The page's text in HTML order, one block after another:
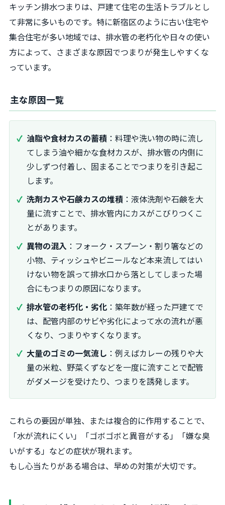
キッチン排水つまりは、戸建て住宅の生活トラブルとし
て非常に多いものです。特に新宿区のように古い住宅や
集合住宅が多い地域では、排水管の老朽化や日々の使い
方によって、さまざまな原因でつまりが発生しやすくな
っています。
主な原因一覧
油脂や食材カスの蓄積 ：料理や洗い物の時に流し
てしまう油や細かな食材カスが、排水管の内側に
少しずつ付着し、固まることでつまりを引き起こ
します。
洗剤カスや石鹸カスの堆積 ：液体洗剤や石鹸を大
量に流すことで、排水管内にカスがこびりつくこ
とがあります。
異物の混入 ：フォーク・スプーン・割り箸などの
小物、ティッシュやビニールなど本来流してはい
けない物を誤って排水口から落としてしまった場
合にもつまりの原因になります。
排水管の老朽化・劣化 ：築年数が経った戸建てで
は、配管内部のサビや劣化によって水の流れが悪
くなり、つまりやすくなります。
大量のゴミの一気流し ：例えばカレーの残りや大
量の米粒、野菜くずなどを一度に流すことで配管
がダメージを受けたり、つまりを誘発します。
これらの要因が単独、または複合的に作用することで、
「水が流れにくい」「ゴボゴボと異音がする」「嫌な臭
いがする」などの症状が現れます。
もし心当たりがある場合は、早めの対策が大切です。